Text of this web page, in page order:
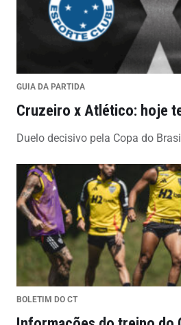
GUIA DA PARTIDA
Cruzeiro x Atlético: hoje
Duelo decisivo pela Copa do
BOLETIM DO CT